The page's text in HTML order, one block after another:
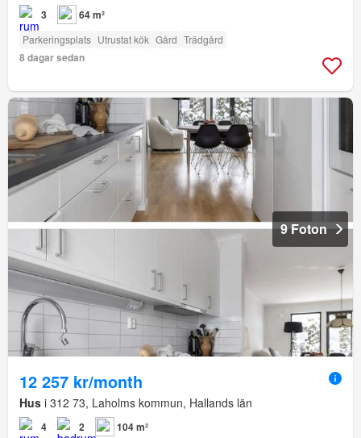
3 64 m²
Parkeringsplats Utrustat kök Gård Trädgård
8 dagar sedan
9 Foton
12 257 kr/month
Hus i 312 73, Laholms kommun, Hallands län
4 2 104 m²